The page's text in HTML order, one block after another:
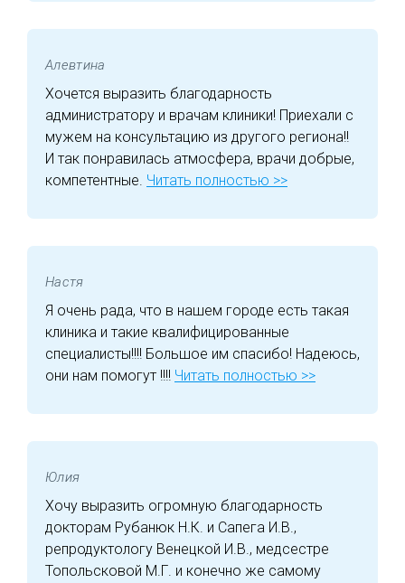
Алевтина
Хочется выразить благодарность
администратору и врачам клиники! Приехали с
мужем на консультацию из другого региона!!
И так понравилась атмосфера, врачи добрые,
компетентные. Читать полностью >>
Настя
Я очень рада, что в нашем городе есть такая
клиника и такие квалифицированные
специалисты!!!! Большое им спасибо! Надеюсь,
они нам помогут !!!! Читать полностью >>
Юлия
Хочу выразить огромную благодарность
докторам Рубанюк Н.К. и Сапега И.В.,
репродуктологу Венецкой И.В., медсестре
Топольсковой М.Г. и конечно же самому